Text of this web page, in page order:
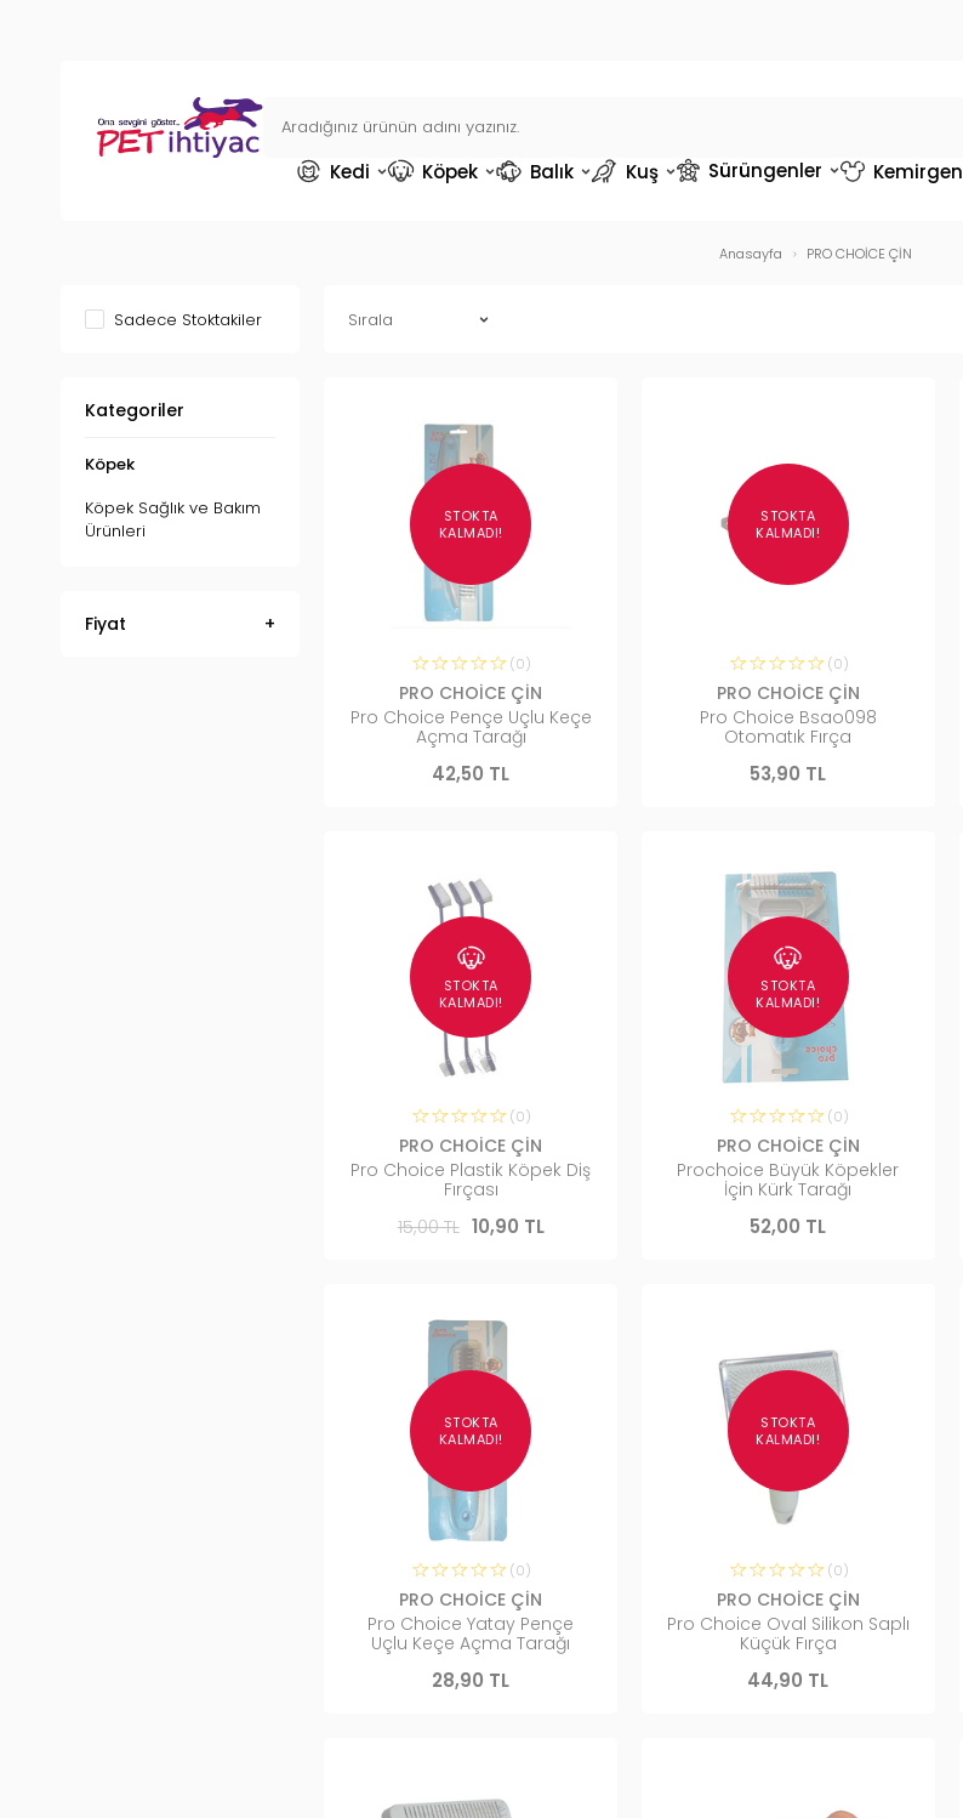
Kedi Köpek Balık Kuş Sürüngenler Kemirgen
Anasayfa PRO CHOİCE ÇİN
Sadece Stoktakiler
Kategoriler
Köpek
Köpek Sağlık ve Bakım
Ürünleri
Fiyat
STOKTA
KALMADI!
(0)
PRO CHOİCE ÇİN
Pro Choice Pençe Uçlu Keçe
Açma Tarağı
42,50 TL
STOKTA
KALMADI!
(0)
PRO CHOİCE ÇİN
Pro Choice Bsao098
Otomatık Fırça
53,90 TL
STOKTA
KALMADI!
(0)
PRO CHOİCE ÇİN
Pro Choice Plastik Köpek Diş
Fırçası
15,00 TL 10,90 TL
STOKTA
KALMADI!
(0)
PRO CHOİCE ÇİN
Prochoice Büyük Köpekler
İçin Kürk Tarağı
52,00 TL
STOKTA
KALMADI!
(0)
PRO CHOİCE ÇİN
Pro Choice Yatay Pençe
Uçlu Keçe Açma Tarağı
28,90 TL
STOKTA
KALMADI!
(0)
PRO CHOİCE ÇİN
Pro Choice Oval Silikon Saplı
Küçük Fırça
44,90 TL